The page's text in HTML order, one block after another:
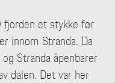
fjorden et stykke før
innom Stranda. Da
Stranda åpenbarer
dalen. Det var her